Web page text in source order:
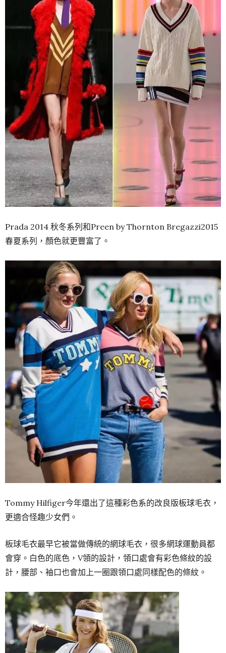
Prada 2014 秋冬系列和Preen by Thornton Bregazzi2015
春夏系列，顏色就更豐富了。
Tommy Hilfiger今年還出了這種彩色系的改良版板球毛衣，
更適合怪趣少女們。
板球毛衣最早它被當做傳統的網球毛衣，很多網球運動員都
會穿。白色的底色，V領的設計，領口處會有彩色條紋的設
計，腰部、袖口也會加上一圈跟領口處同樣配色的條紋。